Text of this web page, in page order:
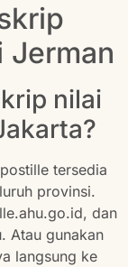
Jerman
nilai
tersedia
provinsi.
dan
Atau gunakan
langsung ke